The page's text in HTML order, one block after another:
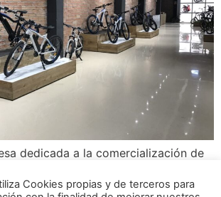
dedicada a la comercialización de
de las tiendas especializadas en
Cookies propias y de terceros para